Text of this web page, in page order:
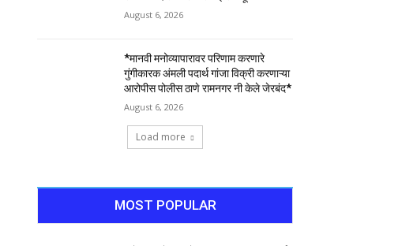
August 6, 2026
*मानवी मनोव्यापारावर परिणाम करणारे
गुंगीकारक अंमली पदार्थ गांजा विक्री करणाऱ्या
आरोपीस पोलीस ठाणे रामनगर नी केले जेरबंद*
August 6, 2026
Load more
MOST POPULAR